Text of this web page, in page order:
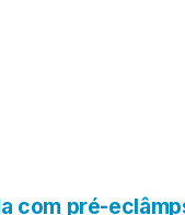
com pré-